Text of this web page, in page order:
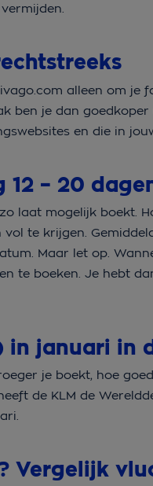
alleen om je
ben je dan
en die in
– 20
laat mogelijk boekt.
te krijgen.
Maar let op.
te boeken. Je hebt
in januari in
je boekt, hoe
de KLM de
Vergelijk